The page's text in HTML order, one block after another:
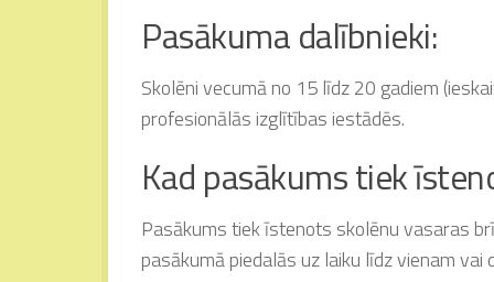
Pasākuma dalībnieki:
Skolēni vecumā no 15 līdz 20 gadiem
profesionālās izglītības iestādēs.
Kad pasākums tiek
Pasākums tiek īstenots skolēnu vasaras
pasākumā piedalās uz laiku līdz vienam vai